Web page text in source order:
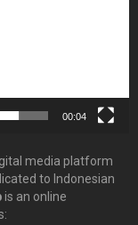
00:04
media platform
to Indonesian
is an online